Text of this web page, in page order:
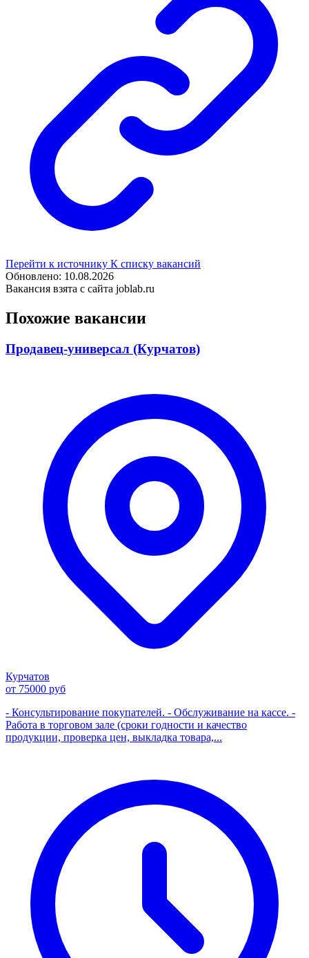
Перейти к источнику К списку вакансий
Обновлено: 10.08.2026
Вакансия взята с сайта joblab.ru
Похожие вакансии
Продавец-универсал (Курчатов)
Курчатов
от 75000 руб
- Консультирование покупателей. - Обслуживание на кассе. -
Работа в торговом зале (сроки годности и качество
продукции, проверка цен, выкладка товара,...